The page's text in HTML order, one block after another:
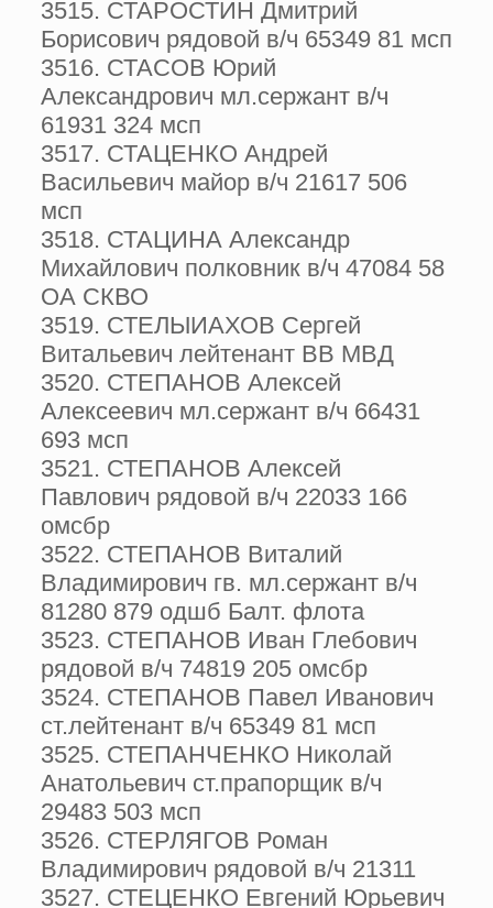
3515. СТАРОСТИН Дмитрий
Борисович рядовой в/ч 65349 81 мсп
3516. СТАСОВ Юрий
Александрович мл.сержант в/ч
61931 324 мсп
3517. СТАЦЕНКО Андрей
Васильевич майор в/ч 21617 506
мсп
3518. СТАЦИНА Александр
Михайлович полковник в/ч 47084 58
ОА СКВО
3519. СТЕЛЫИАХОВ Сергей
Витальевич лейтенант ВВ МВД
3520. СТЕПАНОВ Алексей
Алексеевич мл.сержант в/ч 66431
693 мсп
3521. СТЕПАНОВ Алексей
Павлович рядовой в/ч 22033 166
омсбр
3522. СТЕПАНОВ Виталий
Владимирович гв. мл.сержант в/ч
81280 879 одшб Балт. флота
3523. СТЕПАНОВ Иван Глебович
рядовой в/ч 74819 205 омсбр
3524. СТЕПАНОВ Павел Иванович
ст.лейтенант в/ч 65349 81 мсп
3525. СТЕПАНЧЕНКО Николай
Анатольевич ст.прапорщик в/ч
29483 503 мсп
3526. СТЕРЛЯГОВ Роман
Владимирович рядовой в/ч 21311
3527. СТЕЦЕНКО Евгений Юрьевич